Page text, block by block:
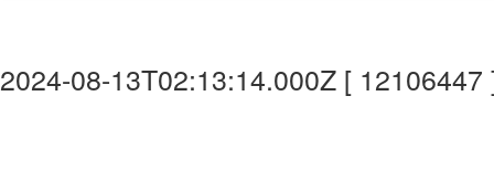
2024-08-13T02:13:14.000Z [ 12106447